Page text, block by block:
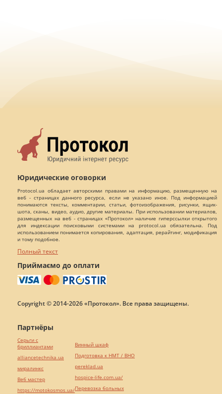
Юридические оговорки
Protocol.ua обладает авторскими правами на информацию, размещенную на
веб - страницах данного ресурса, если не указано иное. Под информацией
понимаются тексты, комментарии, статьи, фотоизображения, рисунки, ящик-
шота, сканы, видео, аудио, другие материалы. При использовании материалов,
размещенных на веб - страницах «Протокол» наличие гиперссылки открытого
для индексации поисковыми системами на protocol.ua обязательна. Под
использованием понимается копирования, адаптация, рерайтинг, модификация
и тому подобное.
Полный текст
Приймаємо до оплати
Copyright © 2014-2026 «Протокол». Все права защищены.
Партнёры
Серьги с
бриллиантами
alliancetechnika.ua
миралинкс
Веб мастер
https://motokosmos.ua/
Винный шкаф
Подготовка к НМТ / ВНО
pereklad.ua
hospice-life.com.ua/
Перевозка больных